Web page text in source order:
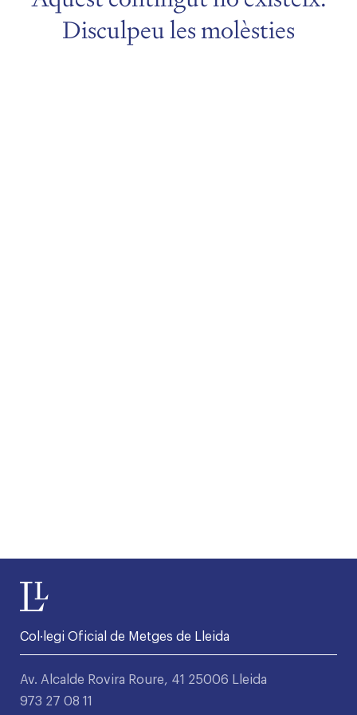
Disculpeu les molèsties
Col·legi Oficial de Metges de Lleida
Av. Alcalde Rovira Roure, 41 25006 Lleida
973 27 08 11